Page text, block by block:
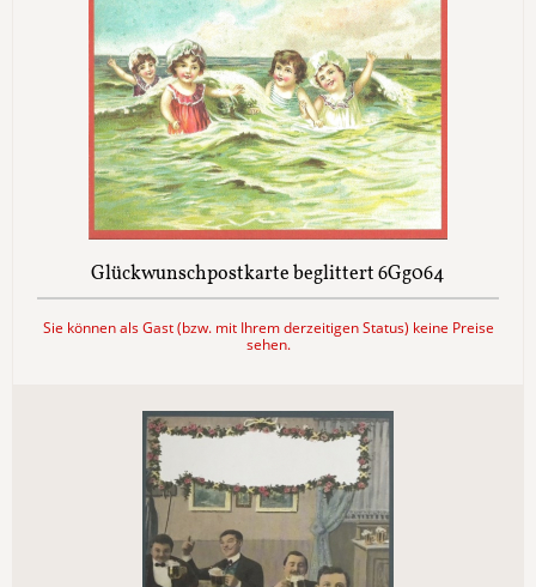
Glückwunschpostkarte beglittert 6Gg064
Sie können als Gast (bzw. mit Ihrem derzeitigen Status) keine Preise
sehen.